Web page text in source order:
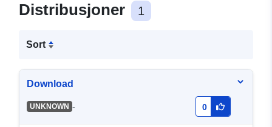
Distribusjoner 1
Sort
Download
UNKNOWN - 0